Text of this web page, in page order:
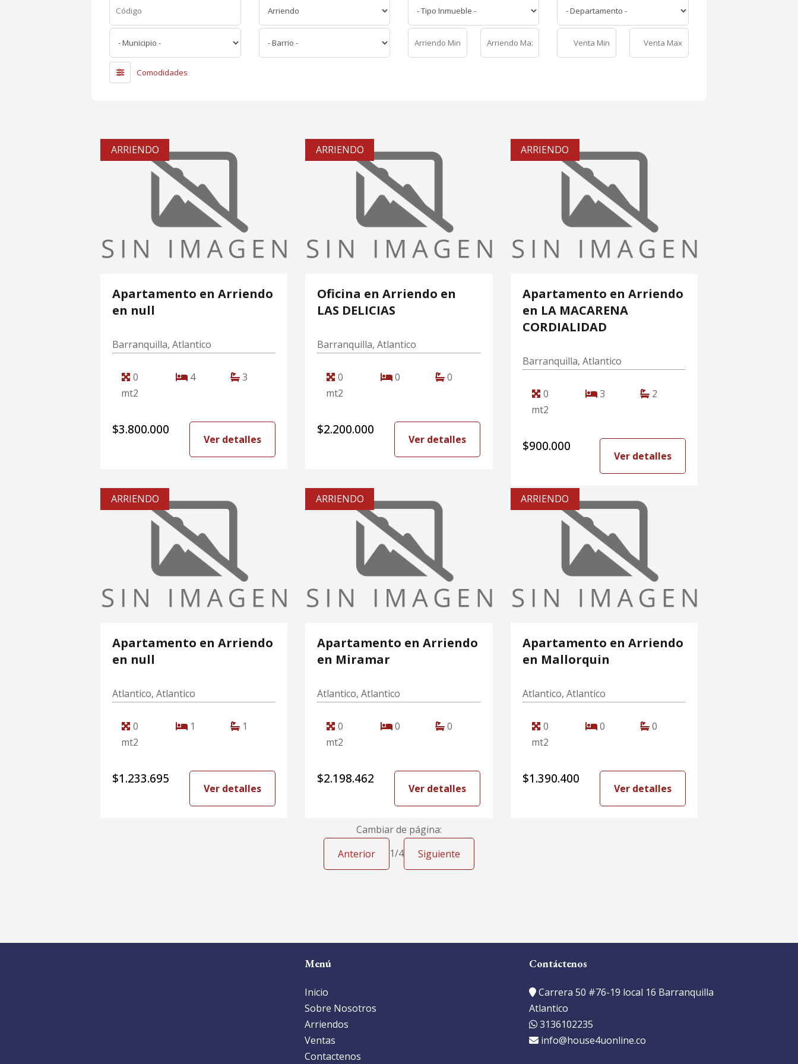
Comodidades
ARRIENDO
Apartamento en Arriendo
en null
Barranquilla, Atlantico
0
mt2
4 3
$3.800.000
Ver detalles
ARRIENDO
Oficina en Arriendo en
LAS DELICIAS
Barranquilla, Atlantico
0
mt2
0 0
$2.200.000
Ver detalles
ARRIENDO
Apartamento en Arriendo
en LA MACARENA
CORDIALIDAD
Barranquilla, Atlantico
0
mt2
3 2
$900.000
Ver detalles
ARRIENDO
Apartamento en Arriendo
en null
Atlantico, Atlantico
0
mt2
1 1
$1.233.695
Ver detalles
ARRIENDO
Apartamento en Arriendo
en Miramar
Atlantico, Atlantico
0
mt2
0 0
$2.198.462
Ver detalles
ARRIENDO
Apartamento en Arriendo
en Mallorquin
Atlantico, Atlantico
0
mt2
0 0
$1.390.400
Ver detalles
Cambiar de página:
Anterior
1/4 Siguiente
Menú
Inicio
Sobre Nosotros
Arriendos
Ventas
Contactenos
Contáctenos
Carrera 50 #76-19 local 16 Barranquilla
Atlantico
3136102235
info@house4uonline.co